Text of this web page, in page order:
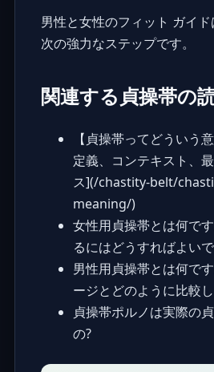
男性と女性のフィット ガイ
次の強力なステップです。
関連する貞操帯の
【貞操帯ってどういう
定義、コンテキスト、
ス](/chastity-belt/
meaning/)
女性用貞操帯とは何で
るにはどうすればよい
男性用貞操帯とは何で
ージとどのように比較
貞操帯ポルノは実際の
の?